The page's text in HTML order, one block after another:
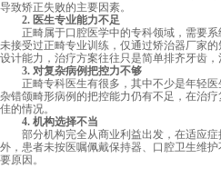
导致矫正失败的主要因素。
2. 医生专业能力不足
正畸属于口腔医学中的专科领域，需要系
未接受过正畸专业训练，仅通过矫治器厂家
设计能力，治疗方案往往只是简单排齐牙齿，
3. 对复杂病例把控力不够
正畸专科医生有很多，其中不少是年轻医
杂错颌畸形病例的把控能力仍有不足，在治
佳的情况。
4. 机构选择不当
部分机构完全从商业利益出发，在适应症
外，患者未按医嘱佩戴保持器、口腔卫生维
要原因。